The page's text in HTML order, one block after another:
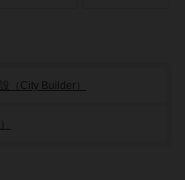
（City Builder）